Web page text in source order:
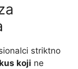
striktno
koji ne